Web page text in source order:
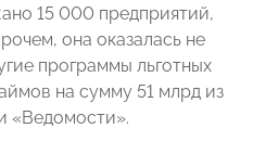
15 000 предприятий,
она оказалась не
программы льготных
на сумму 51 млрд из
«Ведомости».